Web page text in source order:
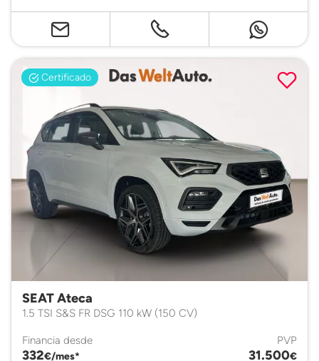
Certificado
SEAT Ateca
1.5 TSI S&S FR DSG 110 kW (150 CV)
Financia desde
332€/mes*
PVP
31.500€